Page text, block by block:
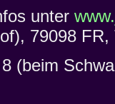
unter
79098 FR,
(beim